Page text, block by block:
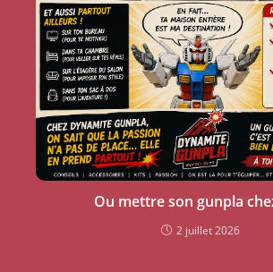
Ou mettre son gunpla
2 juillet 2026